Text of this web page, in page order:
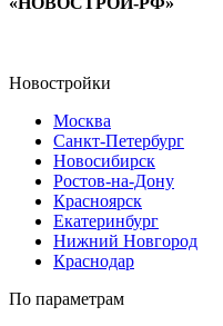
Новостройки
Москва
Санкт-Петербург
Новосибирск
Ростов-на-Дону
Красноярск
Екатеринбург
Нижний Новгород
Краснодар
По параметрам